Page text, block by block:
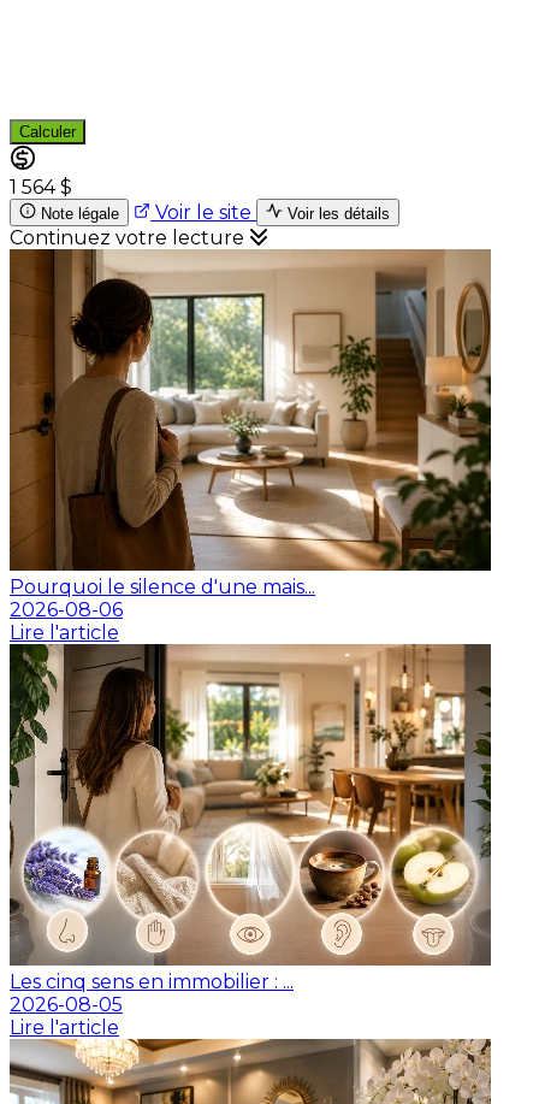
Calculer
1 564 $
Note légale Voir le site Voir les détails
Continuez votre lecture
Pourquoi le silence d'une mais...
2026-08-06
Lire l'article
Les cinq sens en immobilier : ...
2026-08-05
Lire l'article